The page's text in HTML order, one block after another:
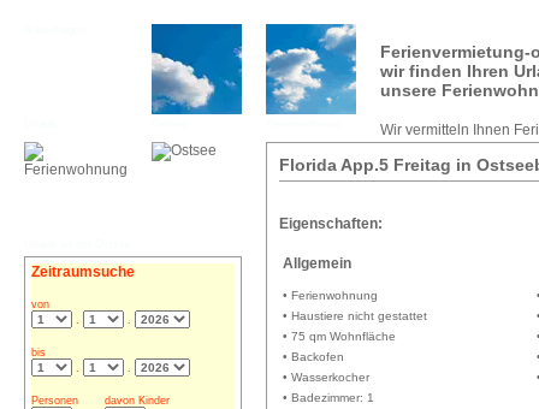
Ferienvermietung-
wir finden Ihren
unsere
Wir vermitteln Ihnen
Florida App.5 Freitag in
Eigenschaften:
Allgemein
• Ferienwohnung
• Haustiere nicht gestattet
• 75 qm Wohnfläche
• Backofen
• Wasserkocher
• Badezimmer: 1
Zeitraumsuche
von
.
.
bis
.
.
Personen davon Kinder